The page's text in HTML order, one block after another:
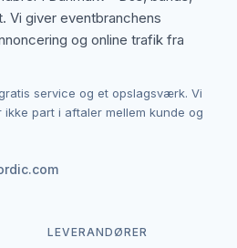
direkte mellem dig og den
gebyr eller provision,
egne vilkår. Det giver mulighed
både event og budget i Vejle.
Vi giver eventbranchens
og online trafik fra
service og et opslagsværk. Vi
part i aftaler mellem kunde og
LEVERANDØRER